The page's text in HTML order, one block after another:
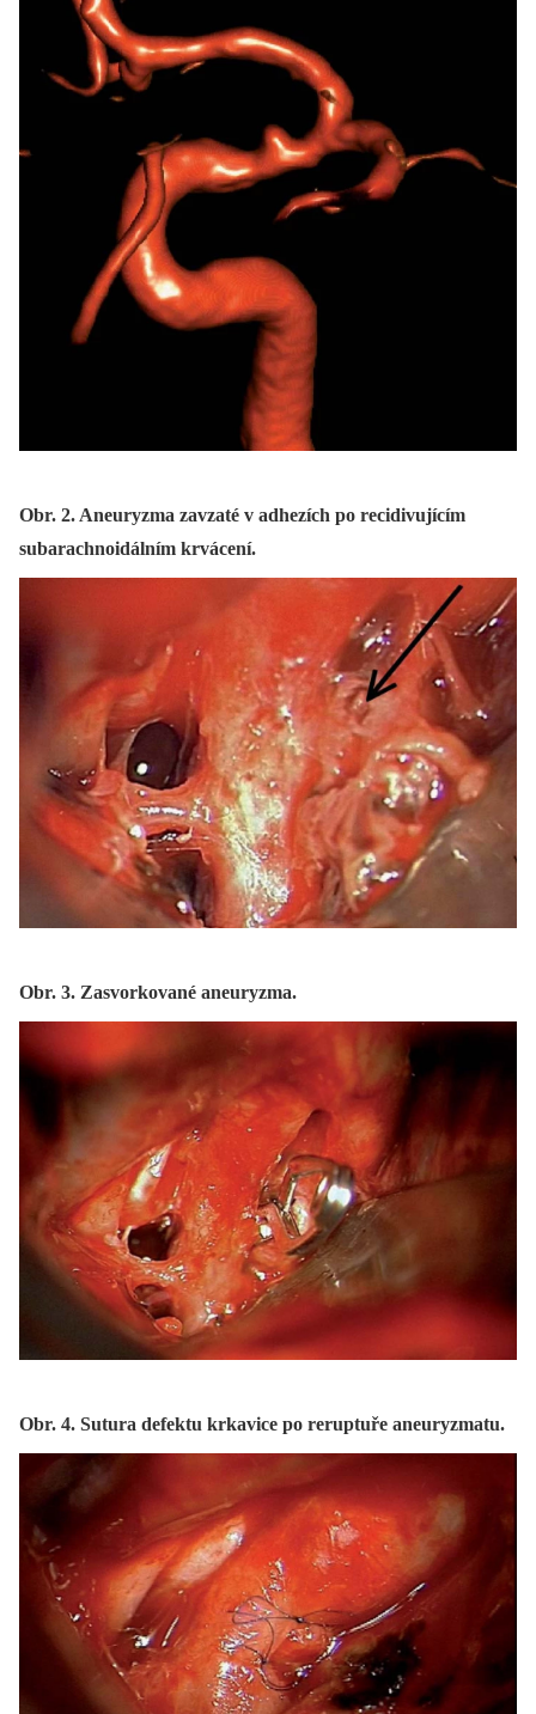
Obr. 2. Aneuryzma zavzaté v adhezích po recidivujícím
subarachnoidálním krvácení.
Obr. 3. Zasvorkované aneuryzma.
Obr. 4. Sutura defektu krkavice po reruptuře aneuryzmatu.